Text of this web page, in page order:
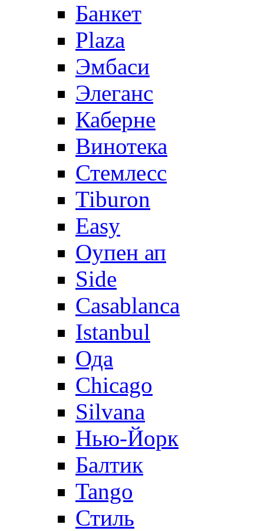
Банкет
Plaza
Эмбаси
Элеганс
Каберне
Винотека
Стемлесс
Tiburon
Easy
Оупен ап
Side
Casablanca
Istanbul
Ода
Chicago
Silvana
Нью-Йорк
Балтик
Tango
Стиль